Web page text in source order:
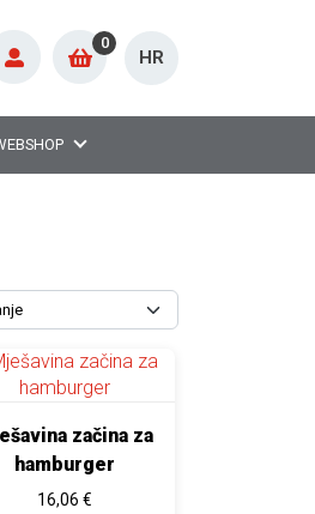
0
HR
proizvoda
se mogu odabrati na stranici
začina za
hamburger
16,06 €
ima više varijanti. Opcije